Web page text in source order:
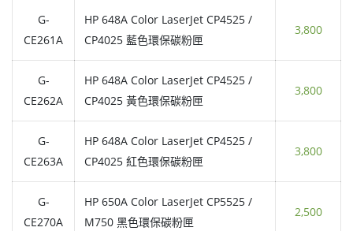
G-
CE261A
HP 648A Color LaserJet CP4525 /
CP4025 藍色環保碳粉匣
3,800
G-
CE262A
HP 648A Color LaserJet CP4525 /
CP4025 黃色環保碳粉匣
3,800
G-
CE263A
HP 648A Color LaserJet CP4525 /
CP4025 紅色環保碳粉匣
3,800
G-
CE270A
HP 650A Color LaserJet CP5525 /
M750 黑色環保碳粉匣
2,500